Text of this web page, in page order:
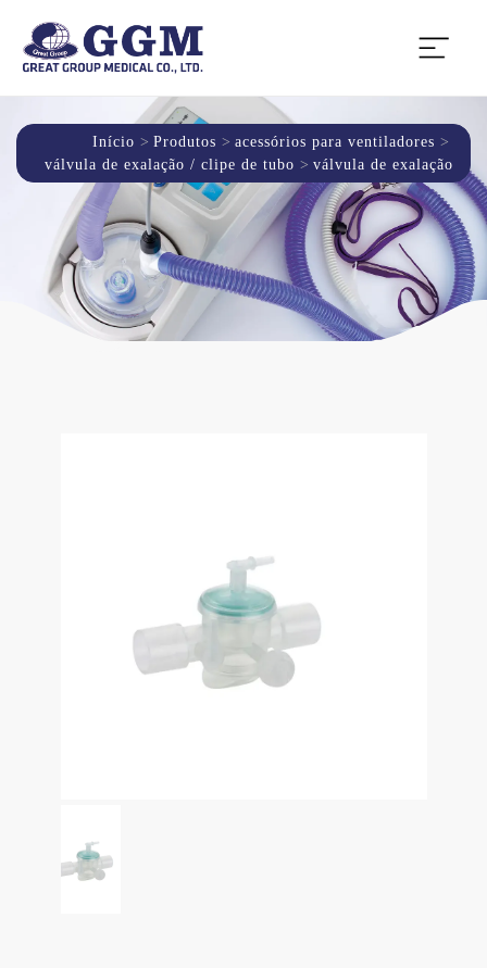
Início Produtos
acessórios para ventiladores
válvula de exalação / clipe de tubo
válvula de exalação